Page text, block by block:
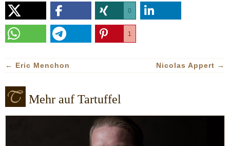
0
1
← Eric Menchon Nicolas Appert →
Mehr auf Tartuffel